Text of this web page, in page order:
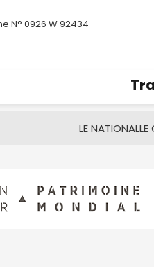
N° 0926 W 92434
LE NATIONALLE